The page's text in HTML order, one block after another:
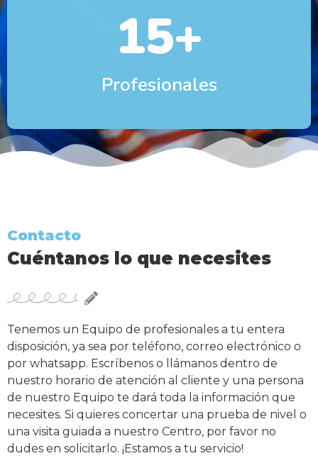
Profesionales
15+
Contacto
Cuéntanos lo que necesites
Tenemos un Equipo de profesionales a tu entera
disposición, ya sea por teléfono, correo electrónico o
por whatsapp. Escríbenos o llámanos dentro de
nuestro horario de atención al cliente y una persona
de nuestro Equipo te dará toda la información que
necesites. Si quieres concertar una prueba de nivel o
una visita guiada a nuestro Centro, por favor no
dudes en solicitarlo. ¡Estamos a tu servicio!